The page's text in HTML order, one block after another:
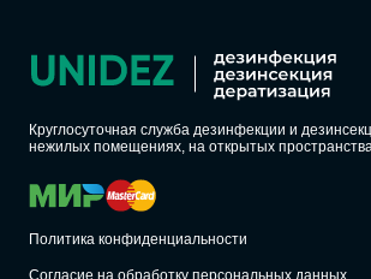
Круглосуточная служба дезинфекции и
нежилых помещениях, на открытых
Политика конфиденциальности
Согласие на обработку персональных данных